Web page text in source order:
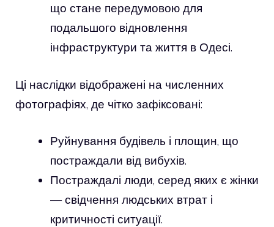
що стане передумовою для
подальшого відновлення
інфраструктури та життя в Одесі.
Ці наслідки відображені на численних
фотографіях, де чітко зафіксовані:
Руйнування будівель і площин, що
постраждали від вибухів.
Постраждалі люди, серед яких є жінки
— свідчення людських втрат і
критичності ситуації.